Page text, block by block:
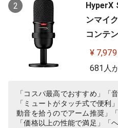
2
HyperX
ンマイ
コンテ
け/
年保証
¥ 7,979
681人
「コスパ最高でおすすめ」「
「ミュートがタッチ式で便利
動音を拾うのでアーム推奨」
「価格以上の性能で満足」「